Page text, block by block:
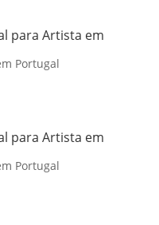
para Artista em
Portugal
para Artista em
Portugal